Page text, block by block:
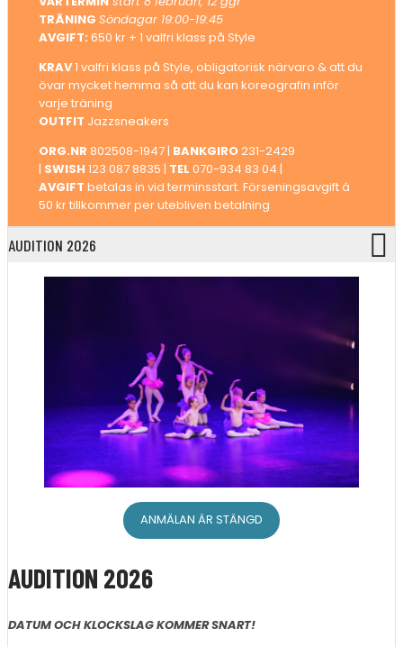
TRÄNING Söndagar 19:00-19:45
AVGIFT: 650 kr + 1 valfri klass på Style
KRAV1 valfri klass på Style, obligatorisk närvaro & att du
övar mycket hemma så att du kan koreografin inför
varje träning
OUTFIT Jazzsneakers
ORG.NR 802508-1947 | BANKGIRO231-2429
| SWISH123 087 8835 | TEL 070-934 83 04 |
AVGIFT betalas in vid terminsstart. Förseningsavgift á
50 kr tillkommer per utebliven betalning
AUDITION 2026
ANMÄLAN ÄR STÄNGD
AUDITION 2026
DATUM OCH KLOCKSLAG KOMMER SNART!